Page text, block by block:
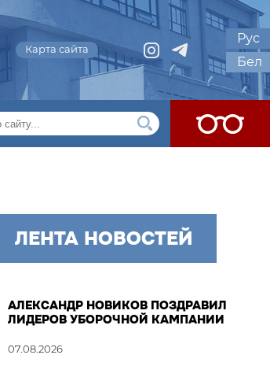
Карта сайта
Рус
Бел
ЛЕНТА НОВОСТЕЙ
АЛЕКСАНДР НОВИКОВ ПОЗДРАВИЛ
ЛИДЕРОВ УБОРОЧНОЙ КАМПАНИИ
07.08.2026